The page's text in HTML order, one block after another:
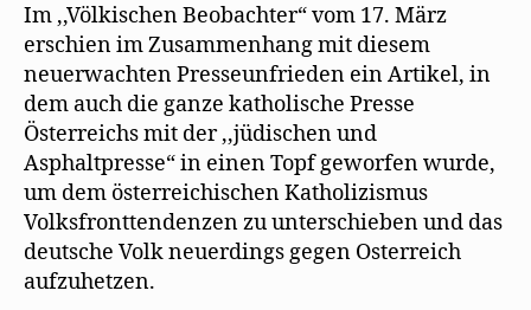
Im ,,Völkischen Beobachter“ vom 17. März
erschien im Zusammenhang mit diesem
neuerwachten Presseunfrieden ein Artikel, in
dem auch die ganze katholische Presse
Österreichs mit der ,,jüdischen und
Asphaltpresse“ in einen Topf geworfen wurde,
um dem österreichischen Katholizismus
Volksfronttendenzen zu unterschieben und das
deutsche Volk neuerdings gegen Osterreich
aufzuhetzen.